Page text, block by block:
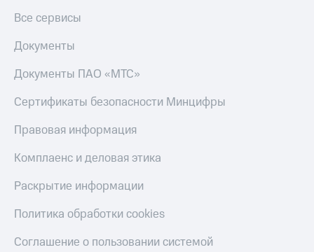
Все сервисы
Документы
Документы ПАО «МТС»
Сертификаты безопасности Минцифры
Правовая информация
Комплаенс и деловая этика
Раскрытие информации
Политика обработки cookies
Соглашение о пользовании системой